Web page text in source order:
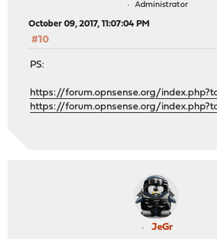
Administrator
October 09, 2017, 11:07:04 PM
#10
PS:
https://forum.opnsense.org/
https://forum.opnsense.org/
JeGr